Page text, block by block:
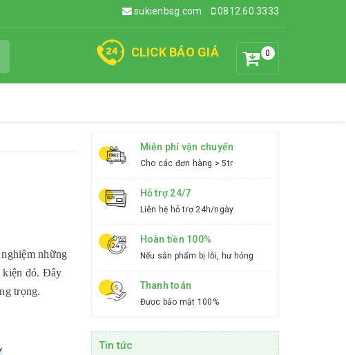
sukienbsg.com 0812.60.3333
0
CLICK BÁO GIÁ
những
kiện đó. Đây
trọng.
Miễn phí vận chuyển
Cho các đơn hàng > 5tr
Hỗ trợ 24/7
Liên hệ hỗ trợ 24h/ngày
Hoàn tiền 100%
Nếu sản phẩm bị lỗi, hư hỏng
Thanh toán
Được bảo mật 100%
Tin tức